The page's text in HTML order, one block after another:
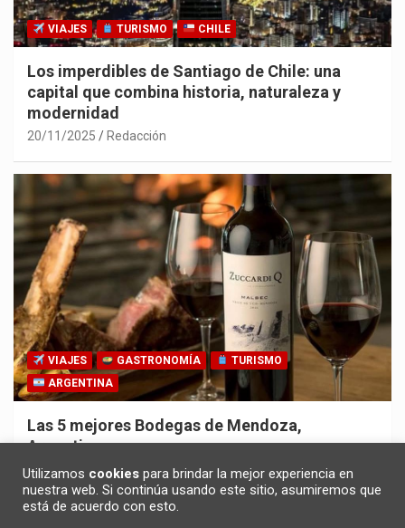
VIAJES TURISMO CHILE
Los imperdibles de Santiago de Chile: una
capital que combina historia, naturaleza y
modernidad
20/11/2025 Redacción
VIAJES GASTRONOMÍA
TURISMO
ARGENTINA
Las 5 mejores Bodegas de Mendoza,
Argentina
30/10/2025 Redacción
Utilizamos cookies para brindar la mejor experiencia en
nuestra web. Si continúa usando este sitio, asumiremos que
está de acuerdo con esto.